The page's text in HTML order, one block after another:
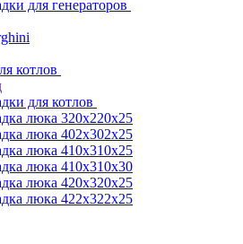
для генераторов
котлов
для котлов
люка 320x220x25
люка 402x302x25
люка 410x310x25
люка 410х310х30
люка 420x320x25
люка 422x322x25